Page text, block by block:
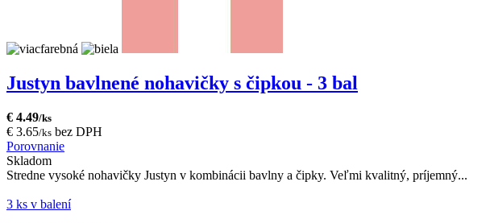
Justyn bavlnené nohavičky s čipkou - 3 bal
€ 4.49/ks
€ 3.65/ks bez DPH
Porovnanie
Skladom
Stredne vysoké nohavičky Justyn v kombinácii bavlny a čipky. Veľmi kvalitný, príjemný...
3 ks v balení